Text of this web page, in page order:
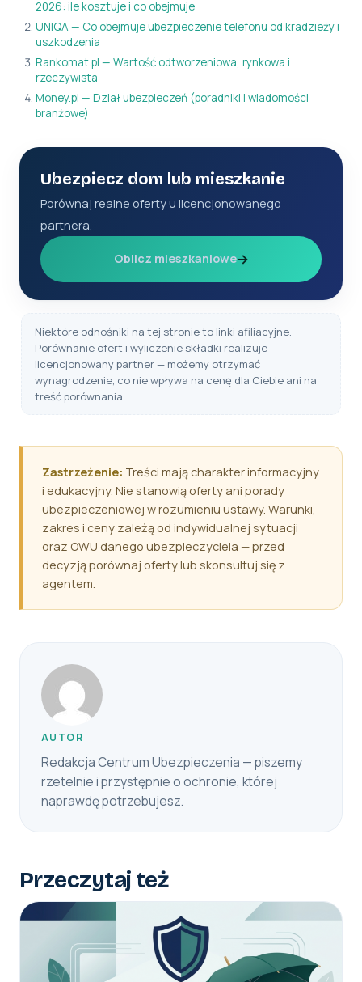
2026: ile kosztuje i co obejmuje
UNIQA — Co obejmuje ubezpieczenie telefonu od kradzieży i
uszkodzenia
Rankomat.pl — Wartość odtworzeniowa, rynkowa i
rzeczywista
Money.pl — Dział ubezpieczeń (poradniki i wiadomości
branżowe)
Ubezpiecz dom lub mieszkanie
Porównaj realne oferty u licencjonowanego
partnera.
Oblicz mieszkaniowe→
Niektóre odnośniki na tej stronie to linki afiliacyjne.
Porównanie ofert i wyliczenie składki realizuje
licencjonowany partner — możemy otrzymać
wynagrodzenie, co nie wpływa na cenę dla Ciebie ani na
treść porównania.
Zastrzeżenie: Treści mają charakter informacyjny
i edukacyjny. Nie stanowią oferty ani porady
ubezpieczeniowej w rozumieniu ustawy. Warunki,
zakres i ceny zależą od indywidualnej sytuacji
oraz OWU danego ubezpieczyciela — przed
decyzją porównaj oferty lub skonsultuj się z
agentem.
AUTOR
Redakcja Centrum Ubezpieczenia — piszemy
rzetelnie i przystępnie o ochronie, której
naprawdę potrzebujesz.
Przeczytaj też